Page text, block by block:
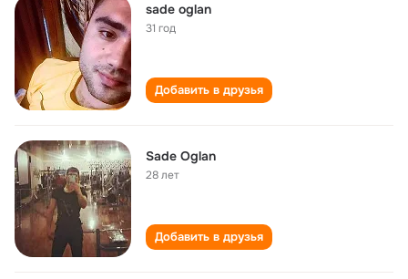
sade oglan
31 год
Добавить в друзья
Sade Oglan
28 лет
Добавить в друзья